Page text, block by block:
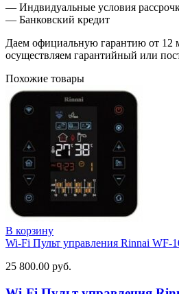
— Индвидуальные условия
— Банковский кредит
Даем официальную гарантию от 12
осуществляем гарантийный или
Похожие товары
В корзину
Wi-Fi Пульт управления Rinnai WF-
25 800.00 руб.